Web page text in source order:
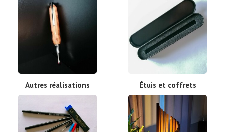
Autres réalisations Étuis et coffrets